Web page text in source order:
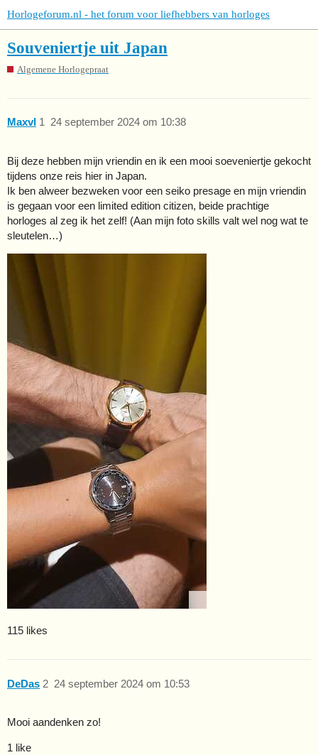
Horlogeforum.nl - het forum voor liefhebbers van horloges
Souveniertje uit Japan
Algemene Horlogepraat
Maxvl 24 september 2024 om 10:38
1
Bij deze hebben mijn vriendin en ik een mooi soeveniertje gekocht
tijdens onze reis hier in Japan.
Ik ben alweer bezweken voor een seiko presage en mijn vriendin
is gegaan voor een limited edition citizen, beide prachtige
horloges al zeg ik het zelf! (Aan mijn foto skills valt wel nog wat te
sleutelen…)
115 likes
DeDas 24 september 2024 om 10:53
2
Mooi aandenken zo!
1 like